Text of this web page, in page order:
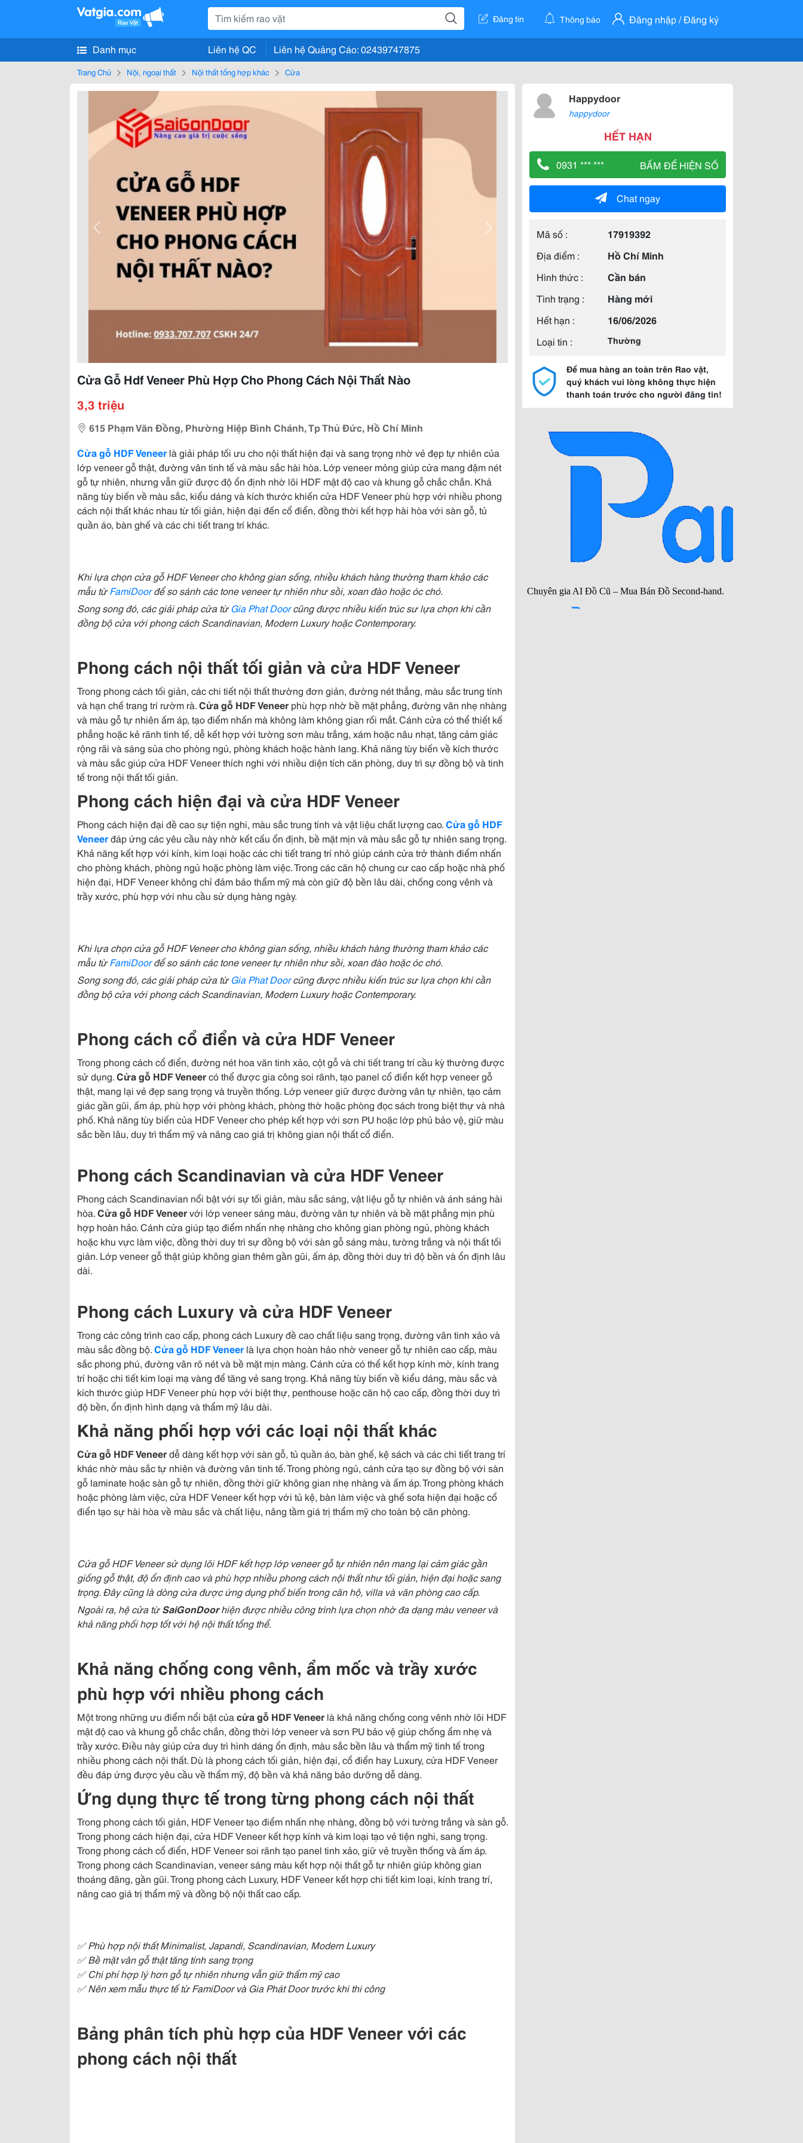
Đăng tin Thông báo Đăng nhập / Đăng ký
Danh mục Liên hệ QC Liên hệ Quảng Cáo: 02439747875
Trang Chủ Nội, ngoại thất Nội thất tổng hợp khác Cửa
Cửa Gỗ Hdf Veneer Phù Hợp Cho Phong Cách Nội Thất Nào
3,3 triệu
615 Phạm Văn Đồng, Phường Hiệp Bình Chánh, Tp Thủ Đức, Hồ Chí Minh
Cửa gỗ HDF Veneer là giải pháp tối ưu cho nội thất hiện đại và sang trọng nhờ vẻ đẹp tự nhiên của
lớp veneer gỗ thật, đường vân tinh tế và màu sắc hài hòa. Lớp veneer mỏng giúp cửa mang đậm nét
gỗ tự nhiên, nhưng vẫn giữ được độ ổn định nhờ lõi HDF mật độ cao và khung gỗ chắc chắn. Khả
năng tùy biến về màu sắc, kiểu dáng và kích thước khiến cửa HDF Veneer phù hợp với nhiều phong
cách nội thất khác nhau từ tối giản, hiện đại đến cổ điển, đồng thời kết hợp hài hòa với sàn gỗ, tủ
quần áo, bàn ghế và các chi tiết trang trí khác.
Khi lựa chọn cửa gỗ HDF Veneer cho không gian sống, nhiều khách hàng thường tham khảo các
mẫu từFamiDoorđể so sánh các tone veneer tự nhiên như sồi, xoan đào hoặc óc chó.
Song song đó, các giải pháp cửa từGia Phat Doorcũng được nhiều kiến trúc sư lựa chọn khi cần
đồng bộ cửa với phong cách Scandinavian, Modern Luxury hoặc Contemporary.
Phong cách nội thất tối giản và cửa HDF Veneer
Trong phong cách tối giản, các chi tiết nội thất thường đơn giản, đường nét thẳng, màu sắc trung tính
và hạn chế trang trí rườm rà.Cửa gỗ HDF Veneer phù hợp nhờ bề mặt phẳng, đường vân nhẹ nhàng
và màu gỗ tự nhiên ấm áp, tạo điểm nhấn mà không làm không gian rối mắt. Cánh cửa có thể thiết kế
phẳng hoặc kẻ rãnh tinh tế, dễ kết hợp với tường sơn màu trắng, xám hoặc nâu nhạt, tăng cảm giác
rộng rãi và sáng sủa cho phòng ngủ, phòng khách hoặc hành lang. Khả năng tùy biến về kích thước
và màu sắc giúp cửa HDF Veneer thích nghi với nhiều diện tích căn phòng, duy trì sự đồng bộ và tinh
tế trong nội thất tối giản.
Phong cách hiện đại và cửa HDF Veneer
Phong cách hiện đại đề cao sự tiện nghi, màu sắc trung tính và vật liệu chất lượng cao.Cửa gỗ HDF
Veneerđáp ứng các yêu cầu này nhờ kết cấu ổn định, bề mặt mịn và màu sắc gỗ tự nhiên sang trọng.
Khả năng kết hợp với kính, kim loại hoặc các chi tiết trang trí nhỏ giúp cánh cửa trở thành điểm nhấn
cho phòng khách, phòng ngủ hoặc phòng làm việc. Trong các căn hộ chung cư cao cấp hoặc nhà phố
hiện đại, HDF Veneer không chỉ đảm bảo thẩm mỹ mà còn giữ độ bền lâu dài, chống cong vênh và
trầy xước, phù hợp với nhu cầu sử dụng hàng ngày.
Khi lựa chọn cửa gỗ HDF Veneer cho không gian sống, nhiều khách hàng thường tham khảo các
mẫu từFamiDoorđể so sánh các tone veneer tự nhiên như sồi, xoan đào hoặc óc chó.
Song song đó, các giải pháp cửa từGia Phat Doorcũng được nhiều kiến trúc sư lựa chọn khi cần
đồng bộ cửa với phong cách Scandinavian, Modern Luxury hoặc Contemporary.
Phong cách cổ điển và cửa HDF Veneer
Trong phong cách cổ điển, đường nét hoa văn tinh xảo, cột gỗ và chi tiết trang trí cầu kỳ thường được
sử dụng.Cửa gỗ HDF Veneercó thể được gia công soi rãnh, tạo panel cổ điển kết hợp veneer gỗ
thật, mang lại vẻ đẹp sang trọng và truyền thống. Lớp veneer giữ được đường vân tự nhiên, tạo cảm
giác gần gũi, ấm áp, phù hợp với phòng khách, phòng thờ hoặc phòng đọc sách trong biệt thự và nhà
phố. Khả năng tùy biến của HDF Veneer cho phép kết hợp với sơn PU hoặc lớp phủ bảo vệ, giữ màu
sắc bền lâu, duy trì thẩm mỹ và nâng cao giá trị không gian nội thất cổ điển.
Phong cách Scandinavian và cửa HDF Veneer
Phong cách Scandinavian nổi bật với sự tối giản, màu sắc sáng, vật liệu gỗ tự nhiên và ánh sáng hài
hòa.Cửa gỗ HDF Veneervới lớp veneer sáng màu, đường vân tự nhiên và bề mặt phẳng mịn phù
hợp hoàn hảo. Cánh cửa giúp tạo điểm nhấn nhẹ nhàng cho không gian phòng ngủ, phòng khách
hoặc khu vực làm việc, đồng thời duy trì sự đồng bộ với sàn gỗ sáng màu, tường trắng và nội thất tối
giản. Lớp veneer gỗ thật giúp không gian thêm gần gũi, ấm áp, đồng thời duy trì độ bền và ổn định lâu
dài.
Phong cách Luxury và cửa HDF Veneer
Trong các công trình cao cấp, phong cách Luxury đề cao chất liệu sang trọng, đường vân tinh xảo và
màu sắc đồng bộ.Cửa gỗ HDF Veneer là lựa chọn hoàn hảo nhờ veneer gỗ tự nhiên cao cấp, màu
sắc phong phú, đường vân rõ nét và bề mặt mịn màng. Cánh cửa có thể kết hợp kính mờ, kính trang
trí hoặc chi tiết kim loại mạ vàng để tăng vẻ sang trọng. Khả năng tùy biến về kiểu dáng, màu sắc và
kích thước giúp HDF Veneer phù hợp với biệt thự, penthouse hoặc căn hộ cao cấp, đồng thời duy trì
độ bền, ổn định hình dạng và thẩm mỹ lâu dài.
Khả năng phối hợp với các loại nội thất khác
Cửa gỗ HDF Veneerdễ dàng kết hợp với sàn gỗ, tủ quần áo, bàn ghế, kệ sách và các chi tiết trang trí
khác nhờ màu sắc tự nhiên và đường vân tinh tế. Trong phòng ngủ, cánh cửa tạo sự đồng bộ với sàn
gỗ laminate hoặc sàn gỗ tự nhiên, đồng thời giữ không gian nhẹ nhàng và ấm áp. Trong phòng khách
hoặc phòng làm việc, cửa HDF Veneer kết hợp với tủ kệ, bàn làm việc và ghế sofa hiện đại hoặc cổ
điển tạo sự hài hòa về màu sắc và chất liệu, nâng tầm giá trị thẩm mỹ cho toàn bộ căn phòng.
Cửa gỗ HDF Veneer sử dụng lõi HDF kết hợp lớp veneer gỗ tự nhiên nên mang lại cảm giác gần
giống gỗ thật, độ ổn định cao và phù hợp nhiều phong cách nội thất như tối giản, hiện đại hoặc sang
trọng. Đây cũng là dòng cửa được ứng dụng phổ biến trong căn hộ, villa và văn phòng cao cấp.
Ngoài ra, hệ cửa từSaiGonDoorhiện được nhiều công trình lựa chọn nhờ đa dạng màu veneer và
khả năng phối hợp tốt với hệ nội thất tổng thể.
Khả năng chống cong vênh, ẩm mốc và trầy xước
phù hợp với nhiều phong cách
Một trong những ưu điểm nổi bật của cửa gỗ HDF Veneer là khả năng chống cong vênh nhờ lõi HDF
mật độ cao và khung gỗ chắc chắn, đồng thời lớp veneer và sơn PU bảo vệ giúp chống ẩm nhẹ và
trầy xước. Điều này giúp cửa duy trì hình dáng ổn định, màu sắc bền lâu và thẩm mỹ tinh tế trong
nhiều phong cách nội thất. Dù là phong cách tối giản, hiện đại, cổ điển hay Luxury, cửa HDF Veneer
đều đáp ứng được yêu cầu về thẩm mỹ, độ bền và khả năng bảo dưỡng dễ dàng.
Ứng dụng thực tế trong từng phong cách nội thất
Trong phong cách tối giản, HDF Veneer tạo điểm nhấn nhẹ nhàng, đồng bộ với tường trắng và sàn gỗ.
Trong phong cách hiện đại, cửa HDF Veneer kết hợp kính và kim loại tạo vẻ tiện nghi, sang trọng.
Trong phong cách cổ điển, HDF Veneer soi rãnh tạo panel tinh xảo, giữ vẻ truyền thống và ấm áp.
Trong phong cách Scandinavian, veneer sáng màu kết hợp nội thất gỗ tự nhiên giúp không gian
thoáng đãng, gần gũi. Trong phong cách Luxury, HDF Veneer kết hợp chi tiết kim loại, kính trang trí,
nâng cao giá trị thẩm mỹ và đồng bộ nội thất cao cấp.
✅ Phù hợp nội thất Minimalist, Japandi, Scandinavian, Modern Luxury
✅ Bề mặt vân gỗ thật tăng tính sang trọng
✅ Chi phí hợp lý hơn gỗ tự nhiên nhưng vẫn giữ thẩm mỹ cao
✅ Nên xem mẫu thực tế từ FamiDoor và Gia Phát Door trước khi thi công
Bảng phân tích phù hợp của HDF Veneer với các
phong cách nội thất
Happydoor
happydoor
HẾT HẠN
0931 *** *** BẤM ĐỂ HIỆN SỐ
Chat ngay
Mã số :
17919392
Địa điểm :
Hồ Chí Minh
Hình thức :
Cần bán
Tình trạng :
Hàng mới
Hết hạn :
16/06/2026
Loại tin :
Thường
Để mua hàng an toàn trên Rao vặt,
quý khách vui lòng không thực hiện
thanh toán trước cho người đăng tin!